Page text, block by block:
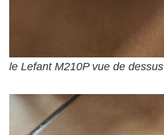
le Lefant M210P vue de dessus